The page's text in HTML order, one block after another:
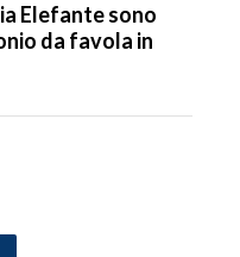
Elefante sono
da favola in